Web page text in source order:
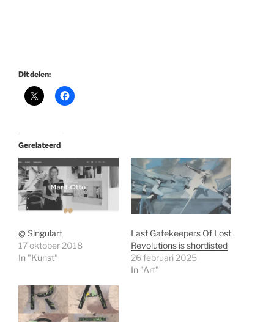
Dit delen:
Gerelateerd
@ Singulart
17 oktober 2018
In "Kunst"
Last Gatekeepers Of Lost
Revolutions is shortlisted
26 februari 2025
In "Art"